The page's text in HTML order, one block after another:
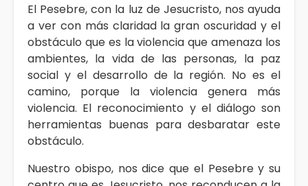
El Pesebre, con la luz de Jesucristo, nos ayuda
a ver con más claridad la gran oscuridad y el
obstáculo que es la violencia que amenaza los
ambientes, la vida de las personas, la paz
social y el desarrollo de la región. No es el
camino, porque la violencia genera más
violencia. El reconocimiento y el diálogo son
herramientas buenas para desbaratar este
obstáculo.
Nuestro obispo, nos dice que el Pesebre y su